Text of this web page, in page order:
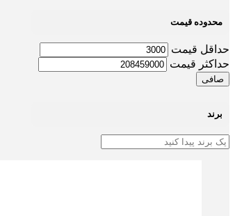
محدوده قیمت
حداقل قیمت
حداكثر قيمت
صافی
برند